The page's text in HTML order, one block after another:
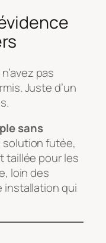
pas
Juste d’un
sans
solution futée,
taillée pour les
loin des
installation qui